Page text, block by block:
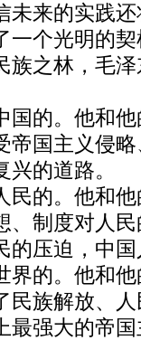
未来的实践
一个光明的
族之林，毛
国的。他和
帝国主义侵
的道路。
民的。他和
、制度对人
的压迫，中
界的。他和
民族解放、
最强大的帝